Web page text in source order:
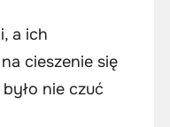
a ich
cieszenie się
nie czuć